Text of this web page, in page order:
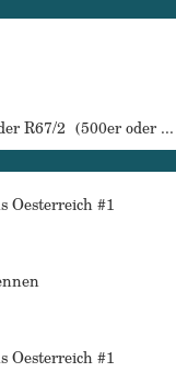
R67/2 (500er oder ...
Oesterreich #1
Oesterreich #1